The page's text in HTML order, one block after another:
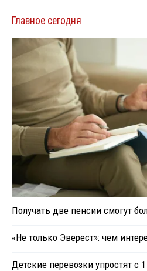
Главное сегодня
Получать две пенсии смогут
«Не только Эверест»: чем
Детские перевозки упростят с